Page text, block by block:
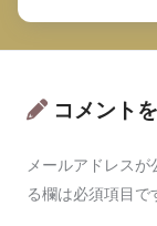
コメント
メールアドレスが
る欄は必須項目で